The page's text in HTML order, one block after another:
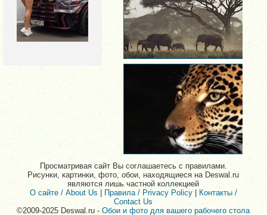
Просматривая сайт Вы соглашаетесь с правилами.
Рисунки, картинки, фото, обои, находящиеся на Deswal.ru
являются лишь частной коллекцией
О сайте / About Us
Правила / Privacy Policy|Контакты /
Contact Us
©2009-2025 Deswal.ru -Обои и фото для вашего рабочего стола